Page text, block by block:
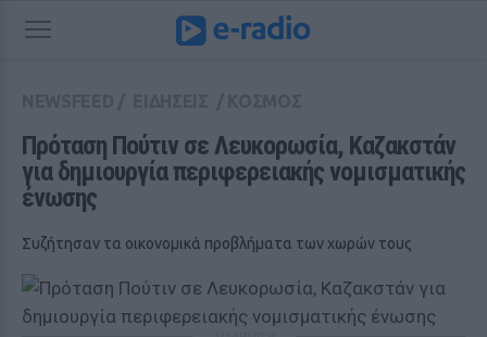
Πρόταση Πούτιν σε Λευκορωσία, Καζακστάν
για δημιουργία περιφερειακής νομισματικής
ένωσης
Συζήτησαν τα οικονομικά προβλήματα των χωρών τους